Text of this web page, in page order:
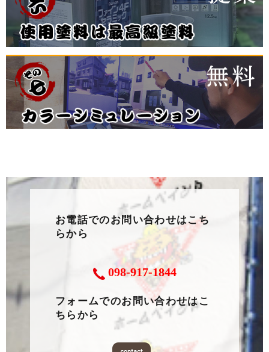
お電話でのお問い合わせはこち
らから
098-917-1844
フォームでのお問い合わせはこ
ちらから